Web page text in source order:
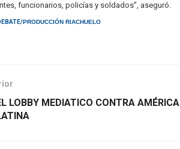
funcionarios, policías y soldados”, aseguró.
PRODUCCIÓN RIACHUELO
LOBBY MEDIATICO CONTRA AMÉRICA